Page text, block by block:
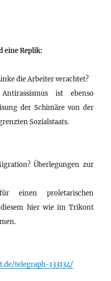
eine Replik:
die Arbeiter verachtet?
ist ebenso
der Schimäre von der
Sozialstaats.
Überlegungen zur
einen proletarischen
diesem hier wie im Trikont
telegraph-133134/